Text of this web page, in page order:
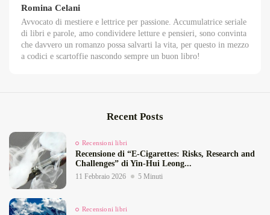
Romina Celani
Avvocato di mestiere e lettrice per passione. Accumulatrice seriale
di libri e parole, amo condividere letture e pensieri, sono convinta
che davvero un romanzo possa salvarti la vita, per questo in mezzo
a codici e scartoffie nascondo sempre un buon libro!
Recent Posts
Recensioni libri
Recensione di “E‑Cigarettes: Risks, Research and
Challenges” di Yin‑Hui Leong...
11 Febbraio 2026 5 Minuti
Recensioni libri